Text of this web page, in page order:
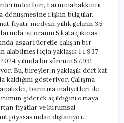
biri, barınma hakkının
dönüşmesine ilişkin bulgular.
fiyatı, medyan yıllık gelirin 3,5
bu oranın 5 kata çıkması
asgari ücretle çalışan bir
alabilmesi için yaklaşık 14.937
yılında bu sürenin 57.931
Bu, bireylerin yaklaşık dört kat
kaldığını gösteriyor. Çalışma
barınma maliyetleri ile
giderek açıldığını ortaya
fiyatlar ve kurumsal
piyasasından dışlanıyor.